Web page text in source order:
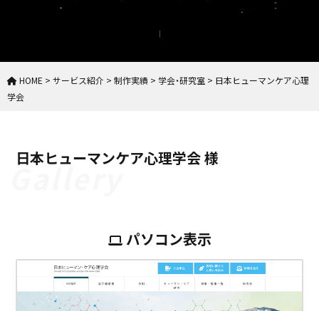
HOME > サービス紹介 > 制作実績 > 学会・研究室 > 日本ヒューマンケア心理
学会
日本ヒューマンケア心理学会 様
パソコン表示